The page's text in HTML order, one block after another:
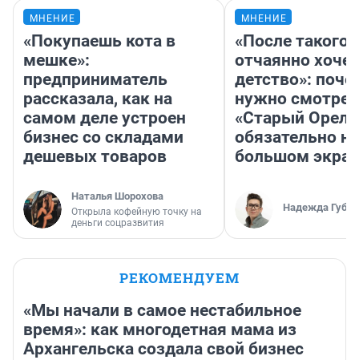
МНЕНИЕ
«Покупаешь кота в
мешке»:
предприниматель
рассказала, как на
самом деле устроен
бизнес со складами
дешевых товаров
Наталья Шорохова
Открыла кофейную точку на
деньги соцразвития
МНЕНИЕ
«После такого
отчаянно
детство»:
нужно
«Старый
обязательно на
большом
Надежда
РЕКОМЕНДУЕМ
«Мы начали в самое нестабильное
время»: как многодетная мама из
Архангельска создала свой бизнес